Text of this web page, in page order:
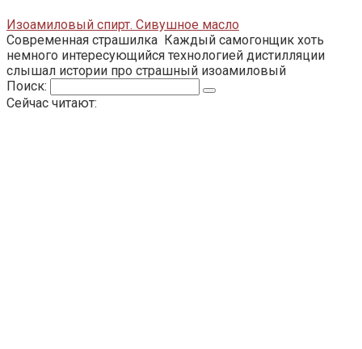
Изоамиловый спирт. Сивушное масло
Современная страшилка Каждый самогонщик хоть
немного интересующийся технологией дистилляции
слышал истории про страшный изоамиловый
Поиск:
Сейчас читают: